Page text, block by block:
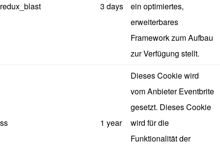
redux_blast 3 days
ein optimiertes,
erweiterbares
Framework zum Aufbau
zur Verfügung stellt.
ss 1 year
Dieses Cookie wird
vom Anbieter Eventbrite
gesetzt. Dieses Cookie
wird für die
Funktionalität der